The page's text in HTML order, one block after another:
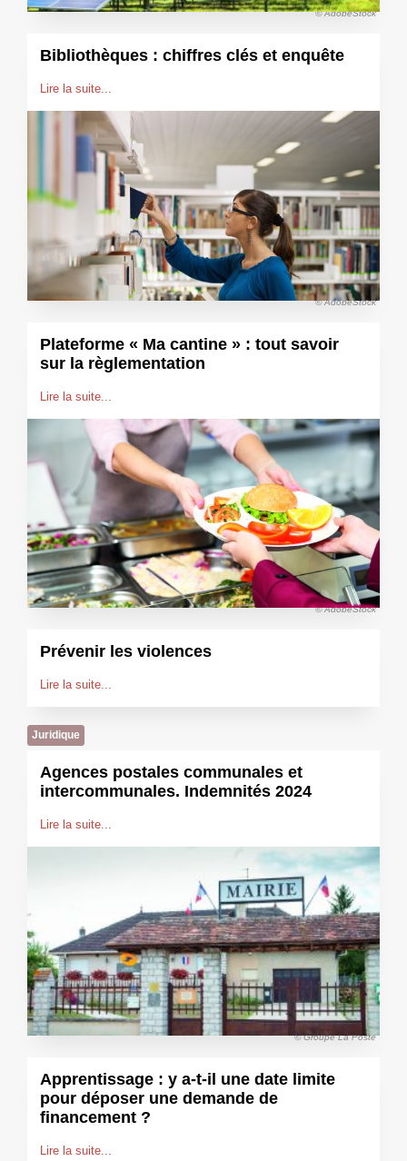
© AdobeStock
Bibliothèques : chiffres clés et enquête
Lire la suite...
© AdobeStock
Plateforme « Ma cantine » : tout savoir
sur la règlementation
Lire la suite...
© AdobeStock
Prévenir les violences
Lire la suite...
Juridique
Agences postales communales et
intercommunales. Indemnités 2024
Lire la suite...
© Groupe La Poste
Apprentissage : y a-t-il une date limite
pour déposer une demande de
financement ?
Lire la suite...